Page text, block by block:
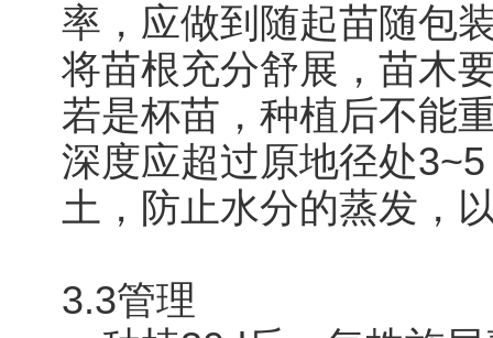
率，应做到随起苗随包
将苗根充分舒展，苗木
若是杯苗，种植后不能
深度应超过原地径处
土，防止水分的蒸发，
3.3管理